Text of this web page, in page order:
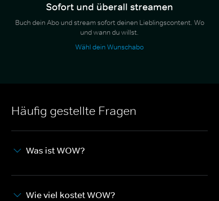
Sofort und überall streamen
Buch dein Abo und stream sofort deinen Lieblingscontent. Wo
und wann du willst.
Wähl dein Wunschabo
Häufig gestellte Fragen
Was ist WOW?
Wie viel kostet WOW?